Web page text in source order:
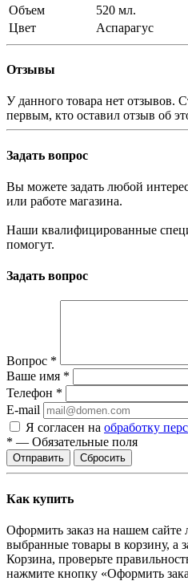
Объем
520 мл.
Цвет
Аспарагус
Отзывы
У данного товара нет отзывов.
первым, кто оставил отзыв об
Задать вопрос
Вы можете задать любой
или работе магазина.
Наши квалифицированные
помогут.
Задать вопрос
Вопрос *
Ваше имя *
Телефон *
E-mail
Я согласен на обработку
* — Обязательные поля
Сбросить
Как купить
Оформить заказ на нашем сайте
выбранные товары в корзину, а
Корзина, проверьте
нажмите кнопку «Оформить